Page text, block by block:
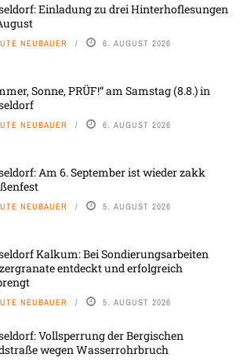
Einladung zu drei Hinterhoflesungen
UTE NEUBAUER 6. AUGUST 2026
Sonne, PRÜF!“ am Samstag (8.8.) in
UTE NEUBAUER 6. AUGUST 2026
Am 6. September ist wieder zakk
UTE NEUBAUER 5. AUGUST 2026
Kalkum: Bei Sondierungsarbeiten
entdeckt und erfolgreich
UTE NEUBAUER 5. AUGUST 2026
Vollsperrung der Bergischen
wegen Wasserrohrbruch